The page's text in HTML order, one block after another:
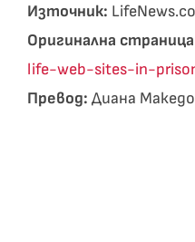
Източник:
Оригинална
life-web-sites-in-
Превод: Диана